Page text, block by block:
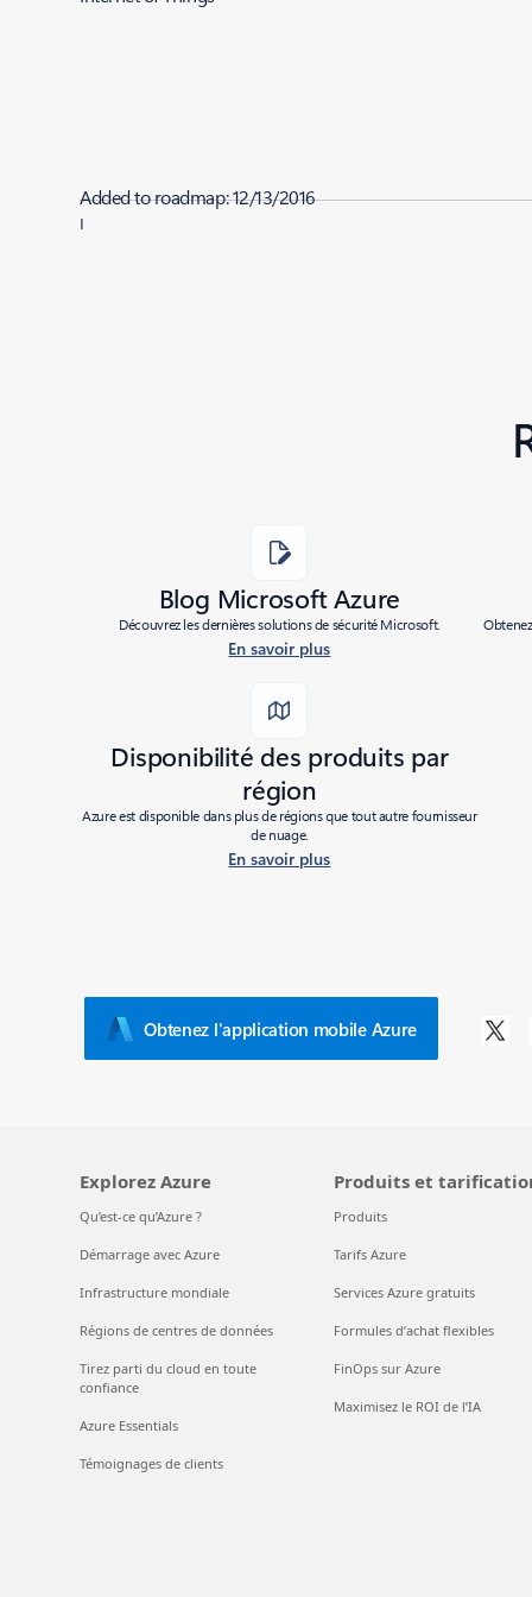
Added to roadmap:12/13/2016
|
Blog Microsoft Azure
Découvrez les dernières solutions de sécurité Microsoft.
En savoir plus
Disponibilité des produits par
région
Azure est disponible dans plus de régions que tout autre fournisseur
de nuage.
En savoir plus
Obtenez l'application mobile Azure
Explorez Azure
Qu’est-ce qu’Azure ?
Démarrage avec Azure
Infrastructure mondiale
Régions de centres de données
Tirez parti du cloud en toute
confiance
Azure Essentials
Témoignages de clients
Produits et
Produits
Tarifs Azure
Services Azure gratuits
Formules d’achat flexibles
FinOps sur Azure
Maximisez le ROI de l’IA